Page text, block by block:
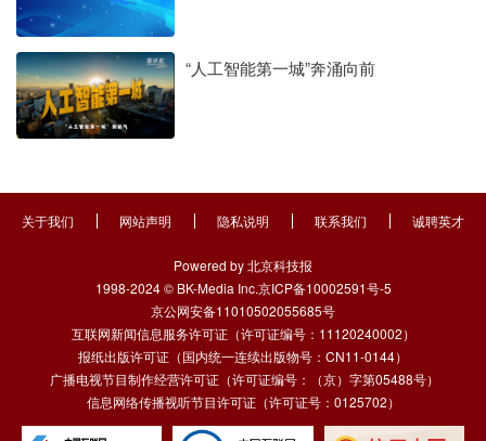
“人工智能第一城”奔涌向前
关于我们 网站声明 隐私说明 联系我们 诚聘英才
Powered by 北京科技报
1998-2024 © BK-Media Inc.京ICP备10002591号-5
京公网安备11010502055685号
互联网新闻信息服务许可证（许可证编号：11120240002）
报纸出版许可证（国内统一连续出版物号：CN11-0144）
广播电视节目制作经营许可证（许可证编号：（京）字第05488号）
信息网络传播视听节目许可证（许可证号：0125702）